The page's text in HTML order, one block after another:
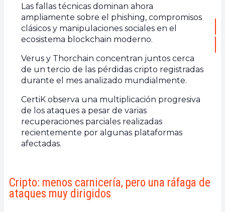
Las fallas técnicas dominan ahora
ampliamente sobre el phishing, compromisos
clásicos y manipulaciones sociales en el
ecosistema blockchain moderno.
Verus y Thorchain concentran juntos cerca
de un tercio de las pérdidas cripto registradas
durante el mes analizado mundialmente.
CertiK observa una multiplicación progresiva
de los ataques a pesar de varias
recuperaciones parciales realizadas
recientemente por algunas plataformas
afectadas.
Cripto: menos carnicería, pero una ráfaga de
ataques muy dirigidos